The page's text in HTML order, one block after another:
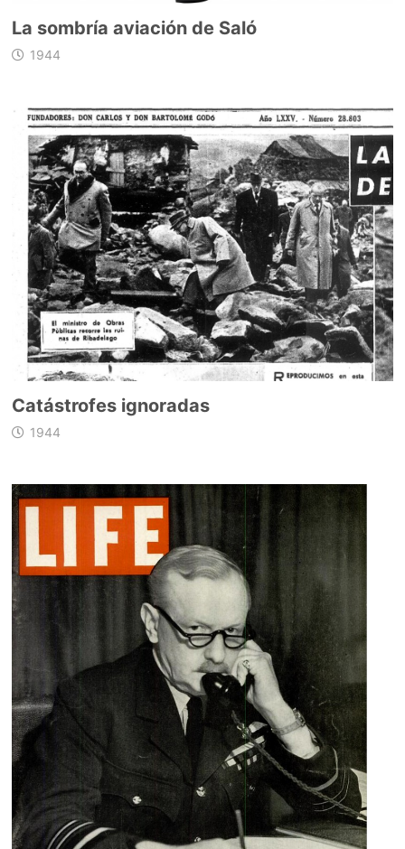
La sombría aviación de Saló
1944
Catástrofes ignoradas
1944